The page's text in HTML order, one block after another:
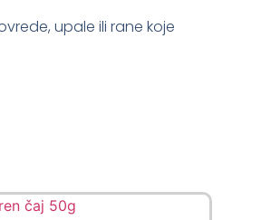
upale ili rane koje